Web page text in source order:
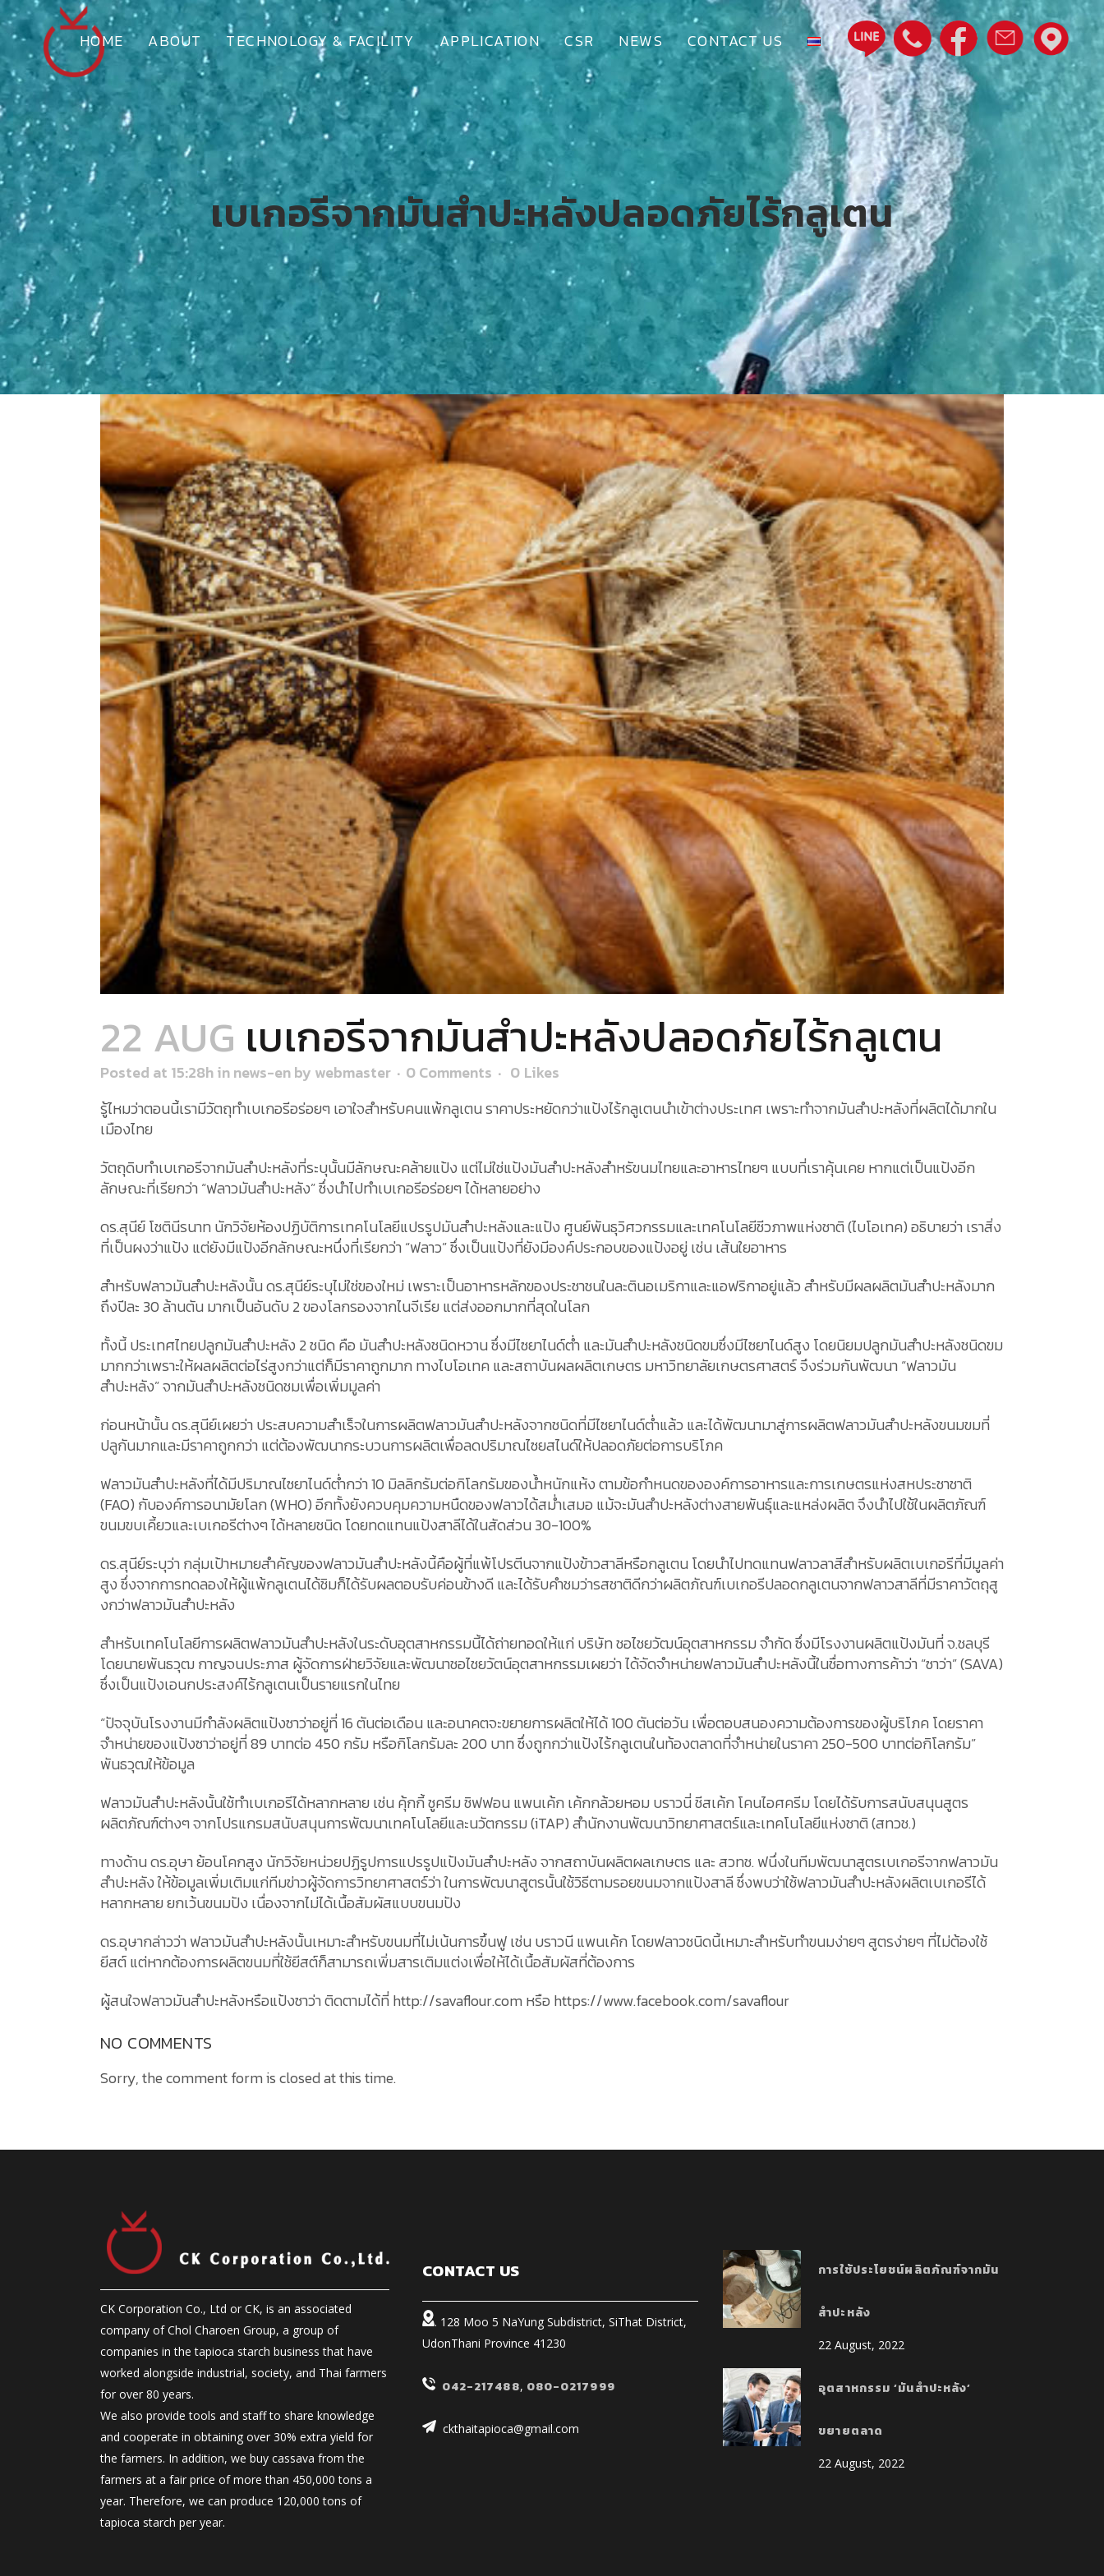
HOME ABOUT TECHNOLOGY & FACILITY APPLICATION CSR NEWS CONTACT US
เบเกอรีจากมันสำปะหลังปลอดภัยไร้กลูเตน
22 AUG เบเกอรีจากมันสำปะหลังปลอดภัยไร้กลูเตน
Posted at 15:28hinnews-enby webmaster 0 Comments 0 Likes
รู้ไหมว่าตอนนี้เรามีวัตถุทำเบเกอรีอร่อยๆ เอาใจสำหรับคนแพ้กลูเตน ราคาประหยัดกว่าแป้งไร้กลูเตนนำเข้าต่างประเทศ เพราะทำจากมันสำปะหลังที่ผลิตได้มากใน
เมืองไทย
วัตถุดิบทำเบเกอรีจากมันสำปะหลังที่ระบุนั้นมีลักษณะคล้ายแป้ง แต่ไม่ใช่แป้งมันสำปะหลังสำหรัขนมไทยและอาหารไทยๆ แบบที่เราคุ้นเคย หากแต่เป็นแป้งอีก
ลักษณะที่เรียกว่า “ฟลาวมันสำปะหลัง” ซึ่งนำไปทำเบเกอรีอร่อยๆ ได้หลายอย่าง
ดร.สุนีย์ โชตินีรนาท นักวิจัยห้องปฏิบัติการเทคโนโลยีแปรรูปมันสำปะหลังและแป้ง ศูนย์พันธุวิศวกรรมและเทคโนโลยีชีวภาพแห่งชาติ (ไบโอเทค) อธิบายว่า เราสิ่ง
ที่เป็นผงว่าแป้ง แต่ยังมีแป้งอีกลักษณะหนึ่งที่เรียกว่า “ฟลาว” ซึ่งเป็นแป้งที่ยังมีองค์ประกอบของแป้งอยู่ เช่น เส้นใยอาหาร
สำหรับฟลาวมันสำปะหลังนั้น ดร.สุนีย์ระบุไม่ใช่ของใหม่ เพราะเป็นอาหารหลักของประชาชนในละตินอเมริกาและแอฟริกาอยู่แล้ว สำหรับมีผลผลิตมันสำปะหลังมาก
ถึงปีละ 30 ล้านตัน มากเป็นอันดับ 2 ของโลกรองจากไนจีเรีย แต่ส่งออกมากที่สุดในโลก
ทั้งนี้ ประเทศไทยปลูกมันสำปะหลัง 2 ชนิด คือ มันสำปะหลังชนิดหวาน ซึ่งมีไซยาไนด์ต่ำ และมันสำปะหลังชนิดขมซึ่งมีไซยาไนด์สูง โดยนิยมปลูกมันสำปะหลังชนิดขม
มากกว่าเพราะให้ผลผลิตต่อไร่สูงกว่าแต่ก็มีราคาถูกมาก ทางไบโอเทค และสถาบันผลผลิตเกษตร มหาวิทยาลัยเกษตรศาสตร์ จึงร่วมกันพัฒนา “ฟลาวมัน
สำปะหลัง” จากมันสำปะหลังชนิดชมเพื่อเพิ่มมูลค่า
ก่อนหน้านั้น ดร.สุนีย์เผยว่า ประสบความสำเร็จในการผลิตฟลาวมันสำปะหลังจากชนิดที่มีไซยาไนด์ต่ำแล้ว และได้พัฒนามาสู่การผลิตฟลาวมันสำปะหลังขนมขมที่
ปลูกันมากและมีราคาถูกกว่า แต่ต้องพัฒนากระบวนการผลิตเพื่อลดปริมาณไซยสไนด์ให้ปลอดภัยต่อการบริโภค
ฟลาวมันสำปะหลังที่ได้มีปริมาณไซยาไนด์ต่ำกว่า 10 มิลลิกรัมต่อกิโลกรัมของน้ำหนักแห้ง ตามข้อกำหนดขององค์การอาหารและการเกษตรแห่งสหประชาชาติ
(FAO) กับองค์การอนามัยโลก (WHO) อีกทั้งยังควบคุมความหนืดของฟลาวได้สม่ำเสมอ แม้จะมันสำปะหลังต่างสายพันธุ์และแหล่งผลิต จึงนำไปใช้ในผลิตภัณฑ์
ขนมขบเคี้ยวและเบเกอรีต่างๆ ได้หลายชนิด โดยทดแทนแป้งสาลีได้ในสัดส่วน 30-100%
ดร.สุนีย์ระบุว่า กลุ่มเป้าหมายสำคัญของฟลาวมันสำปะหลังนี้คือผู้ที่แพ้โปรตีนจากแป้งข้าวสาลีหรือกลูเตน โดยนำไปทดแทนฟลาวลาสีสำหรับผลิตเบเกอรีที่มีมูลค่า
สูง ซึ่งจากการทดลองให้ผู้แพ้กลูเตนได้ชิมก็ได้รับผลตอบรับค่อนข้างดี และได้รับคำชมว่ารสชาติดีกว่าผลิตภัณฑ์เบเกอรีปลอดกลูเตนจากฟลาวสาลีที่มีราคาวัตถุสู
งกว่าฟลาวมันสำปะหลัง
สำหรับเทคโนโลยีการผลิตฟลาวมันสำปะหลังในระดับอุตสาหกรรมนี้ได้ถ่ายทอดให้แก่ บริษัท ชอไชยวัฒน์อุตสาหกรรม จำกัด ซึ่งมีโรงงานผลิตแป้งมันที่ จ.ชลบุรี
โดยนายพันธวุฒ กาญจนประภาส ผู้จัดการฝ่ายวิจัยและพัฒนาชอไชยวัตน์อุตสาหกรรมเผยว่า ได้จัดจำหน่ายฟลาวมันสำปะหลังนี้ในชื่อทางการค้าว่า “ซาว่า” (SAVA)
ซึ่งเป็นแป้งเอนกประสงค์ไร้กลูเตนเป็นรายแรกในไทย
“ปัจจุบันโรงงานมีกำลังผลิตแป้งซาว่าอยู่ที่ 16 ตันต่อเดือน และอนาคตจะขยายการผลิตให้ได้ 100 ตันต่อวัน เพื่อตอบสนองความต้องการของผู้บริโภค โดยราคา
จำหน่ายของแป้งซาว่าอยู่ที่ 89 บาทต่อ 450 กรัม หรือกิโลกรัมละ 200 บาท ซึ่งถูกกว่าแป้งไร้กลูเตนในท้องตลาดที่จำหน่ายในราคา 250-500 บาทต่อกิโลกรัม”
พันธวุฒให้ข้อมูล
ฟลาวมันสำปะหลังนั้นใช้ทำเบเกอรีได้หลากหลาย เช่น คุ้กกี้ ชูครีม ชิฟฟอน แพนเค้ก เค้กกล้วยหอม บราวนี่ ชีสเค้ก โคนไอศครีม โดยได้รับการสนับสนุนสูตร
ผลิตภัณฑ์ต่างๆ จากโปรแกรมสนับสนุนการพัฒนาเทคโนโลยีและนวัตกรรม (iTAP) สำนักงานพัฒนาวิทยาศาสตร์และเทคโนโลยีแห่งชาติ (สทวช.)
ทางด้าน ดร.อุษา ย้อนโคกสูง นักวิจัยหน่วยปฏิรูปการแปรรูปแป้งมันสำปะหลัง จากสถาบันผลิตผลเกษตร และ สวทช. ฟนึ่งในทีมพัฒนาสูตรเบเกอรีจากฟลาวมัน
สำปะหลัง ให้ข้อมูลเพิ่มเติมแก่ทีมข่าวผู้จัดการวิทยาศาสตร์ว่า ในการพัฒนาสูตรนั้นใช้วิธีตามรอยขนมจากแป้งสาลี ซึ่งพบว่าใช้ฟลาวมันสำปะหลังผลิตเบเกอรีได้
หลากหลาย ยกเว้นขนมปัง เนื่องจากไม่ได้เนื้อสัมผัสแบบขนมปัง
ดร.อุษากล่าวว่า ฟลาวมันสำปะหลังนั้นเหมาะสำหรับขนมที่ไม่เน้นการขึ้นฟู เช่น บราวนี แพนเค้ก โดยฟลาวชนิดนี้เหมาะสำหรับทำขนมง่ายๆ สูตรง่ายๆ ที่ไม่ต้องใช้
ยีสต์ แต่หากต้องการผลิตขนมที่ใช้ยีสต์ก็สามารถเพิ่มสารเติมแต่งเพื่อให้ได้เนื้อสัมผัสที่ต้องการ
ผู้สนใจฟลาวมันสำปะหลังหรือแป้งซาว่า ติดตามได้ที่ http://savaflour.com หรือ https://www.facebook.com/savaflour
NO COMMENTS
Sorry, the comment form is closed at this time.
CK Corporation Co., Ltd or CK, is an associated
company of Chol Charoen Group, a group of
companies in the tapioca starch business that have
worked alongside industrial, society, and Thai farmers
for over 80 years.
We also provide tools and staff to share knowledge
and cooperate in obtaining over 30% extra yield for
the farmers. In addition, we buy cassava from the
farmers at a fair price of more than 450,000 tons a
year. Therefore, we can produce 120,000 tons of
tapioca starch per year.
CONTACT US
. 128 Moo 5 NaYung Subdistrict, SiThat District,
UdonThani Province 41230
042-217488, 080-0217999
ckthaitapioca@gmail.com
การใช้ประโยชน์ผลิตภัณฑ์จากมัน
สำปะหลัง
22 August, 2022
อุตสาหกรรม ‘มันสำปะหลัง’
ขยายตลาด
22 August, 2022